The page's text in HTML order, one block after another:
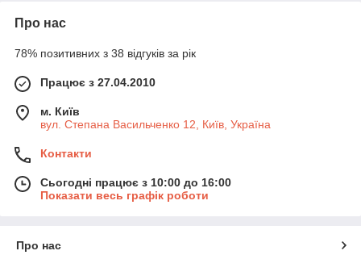
Про нас
78% позитивних з 38 відгуків за рік
Працює з 27.04.2010
м. Київ
вул. Степана Васильченко 12, Київ, Україна
Контакти
Сьогодні працює з 10:00 до 16:00
Показати весь графік роботи
Про нас